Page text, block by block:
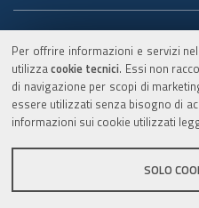
Per offrire informazioni e servizi
utilizzacookie tecnici. Essi non
di navigazione per scopi di
essere utilizzati senza bisogno di
informazioni sui cookie utilizzati
SOLO
Informazioni sul Burert
e contatti
C.F.